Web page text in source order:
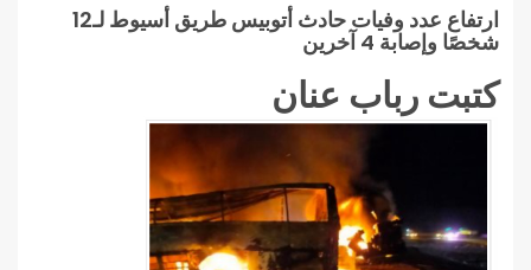
ارتفاع عدد وفيات حادث أتوبيس طريق أسيوط لـ12
شخصًا وإصابة 4 آخرين
كتبت رباب عنان